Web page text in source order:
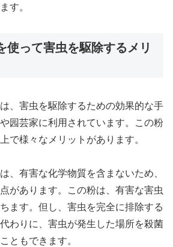
す。
使って害虫を駆除するメリ
、害虫を駆除するための効果的な手
园芸家に利用されています。この粉
で様々なメリットがあります。
、有害な化学物質を含まないため、
があります。この粉は、有害な害虫
ます。但し、害虫を完全に排除する
わりに、害虫が発生した場所を殺菌
ともできます。